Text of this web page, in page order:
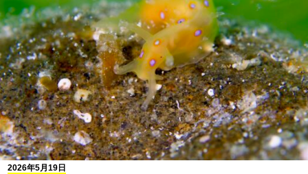
2026年5月19日